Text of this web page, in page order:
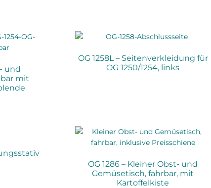
und
mit
OG 1258L – Seitenverkleidung für
OG 1250/1254, links
OG 1286 – Kleiner Obst- und
Gemüsetisch, fahrbar, mit
Kartoffelkiste